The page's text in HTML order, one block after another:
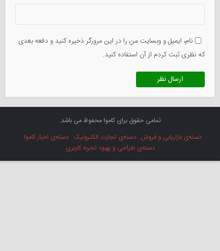
نام، ایمیل و وبسایت من را در این مرورگر ذخیره کنید و دفعه بعدی
که نظری ثبت کردم از آن استفاده کنید.
تمامی حقوق برای کاموا محفوظ می باشد.
دسته‌ی بازاریابی و فروش دسته‌ی تجارت الکترونیک دسته‌ی اخبار کاموا
دسته‌ی طراحی و بهبود تجربه کاربری